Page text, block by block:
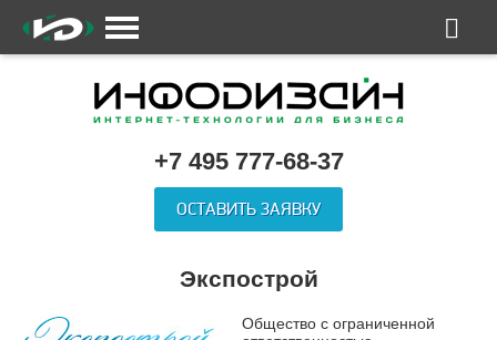
+7 495 777-68-37
ОСТАВИТЬ ЗАЯВКУ
Экспострой
Общество с ограниченной